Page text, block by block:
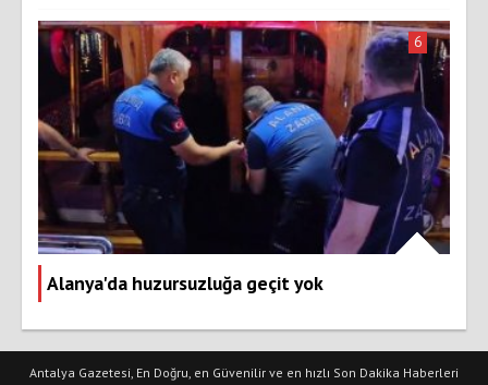
Alanya'da huzursuzluğa geçit yok
6
Antalya Gazetesi, En Doğru, en Güvenilir ve en hızlı Son Dakika Haberleri